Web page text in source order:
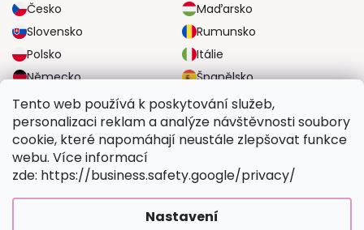
Tento web používá k poskytování služeb,
personalizaci reklam a analýze návštěvnosti soubory
cookie, které napomáhají neustále zlepšovat funkce
webu. Více informací
zde: https://business.safety.google/privacy/
Nastavení
Česko
Maďarsko
Slovensko
Rumunsko
Polsko
Itálie
Německo
Španělsko
Velká Británie
Rakousko
SPOLEHLIVÉ MOŽNOSTI DOPRAVY
BEZPEČNÉ MOŽNOSTI PLATBY